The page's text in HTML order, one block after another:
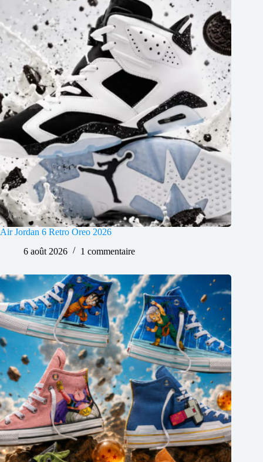
Air Jordan 6 Retro Oreo 2026
6 août 2026
1 commentaire